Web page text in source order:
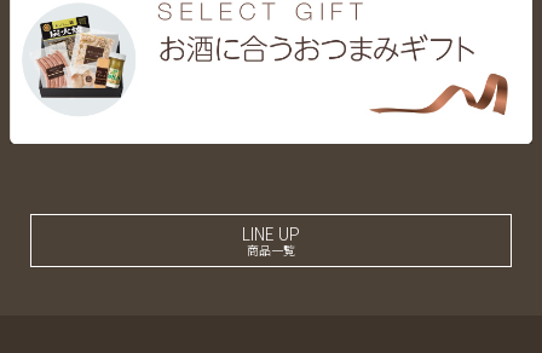
LINE UP
商品一覧